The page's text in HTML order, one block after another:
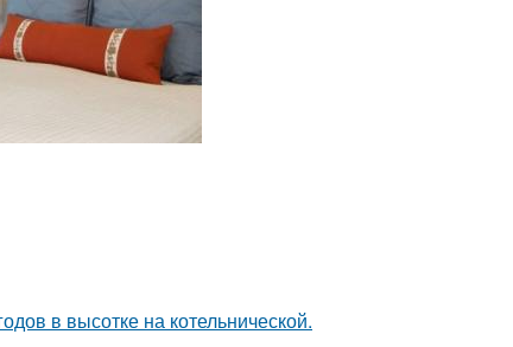
в высотке на котельнической.